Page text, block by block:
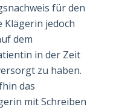
für den
Klägerin jedoch
dem
in der Zeit
zu haben.
das
mit Schreiben